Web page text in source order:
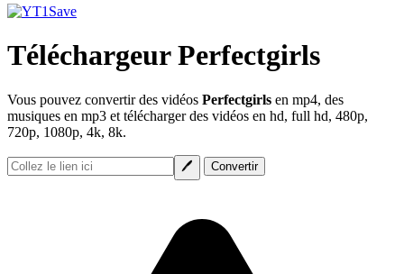
Téléchargeur Perfectgirls
Vous pouvez convertir des vidéos Perfectgirls en mp4, des
musiques en mp3 et télécharger des vidéos en hd, full hd, 480p,
720p, 1080p, 4k, 8k.